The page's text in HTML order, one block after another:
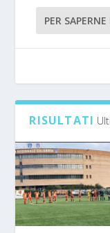
PER
RISULTATI